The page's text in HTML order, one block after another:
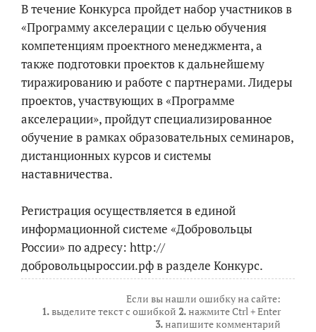
В течение Конкурса пройдет набор участников в
«Программу акселерации с целью обучения
компетенциям проектного менеджмента, а
также подготовки проектов к дальнейшему
тиражированию и работе с партнерами. Лидеры
проектов, участвующих в «Программе
акселерации», пройдут специализированное
обучение в рамках образовательных семинаров,
дистанционных курсов и системы
наставничества.
Регистрация осуществляется в единой
информационной системе «Добровольцы
России» по адресу: http://
добровольцыроссии.рф в разделе Конкурс.
Если вы нашли ошибку на сайте:
1.выделите текст с ошибкой 2.нажмите Ctrl + Enter
3.напишите комментарий